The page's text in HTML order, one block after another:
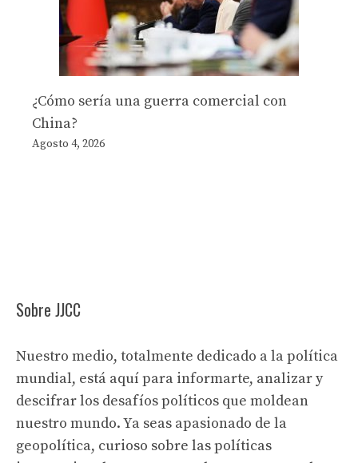
¿Cómo sería una guerra comercial con
China?
Agosto 4, 2026
Sobre JJCC
Nuestro medio, totalmente dedicado a la política
mundial, está aquí para informarte, analizar y
descifrar los desafíos políticos que moldean
nuestro mundo. Ya seas apasionado de la
geopolítica, curioso sobre las políticas